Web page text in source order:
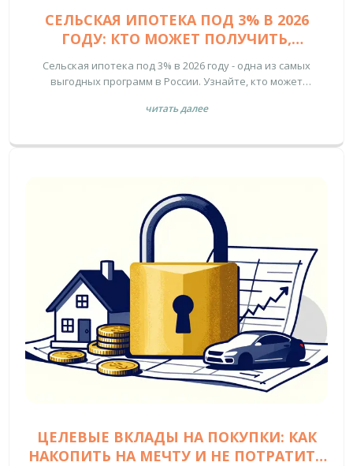
СЕЛЬСКАЯ ИПОТЕКА ПОД 3% В 2026
ГОДУ: КТО МОЖЕТ ПОЛУЧИТЬ,
УСЛОВИЯ И КАК ОФОРМИТЬ
Сельская ипотека под 3% в 2026 году - одна из самых
выгодных программ в России. Узнайте, кто может
документы нужны и как не потерять льготу.
читать далее
ЦЕЛЕВЫЕ ВКЛАДЫ НА ПОКУПКИ: КАК
НАКОПИТЬ НА МЕЧТУ И НЕ ПОТРАТИТЬ